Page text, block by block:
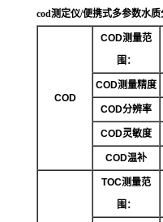
cod测定仪/便携式多参数水
COD
COD测量范
围：
COD测量精度
COD分辨率
COD灵敏度
COD温补
TOC测量范
围：